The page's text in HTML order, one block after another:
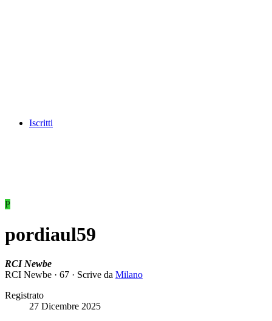
Iscritti
P
pordiaul59
RCI Newbe
RCI Newbe · 67 · Scrive da Milano
Registrato
27 Dicembre 2025